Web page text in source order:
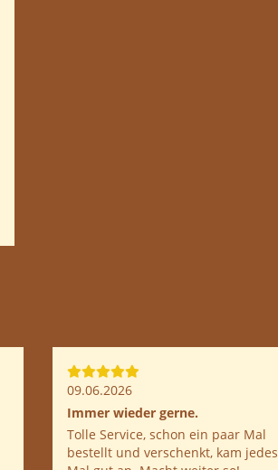
09.06.2026
Immer wieder gerne.
Tolle Service, schon ein paar Mal
bestellt und verschenkt, kam jedes